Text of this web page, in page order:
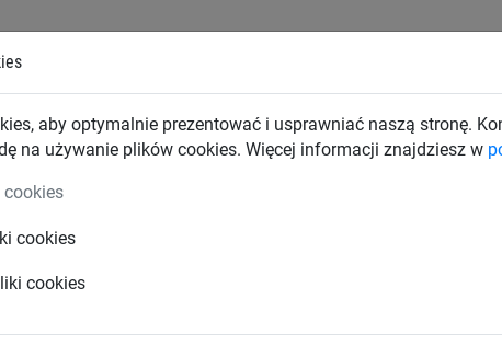
aby optymalnie prezentować i usprawniać naszą stronę.
na używanie plików cookies. Więcej informacji znajdziesz w
cookies
cookies
PRZEMYSŁOWE SIATKI BUDOWLANE SIATKI
polipropylenowe
1,5 mm, oczko 50 mm)